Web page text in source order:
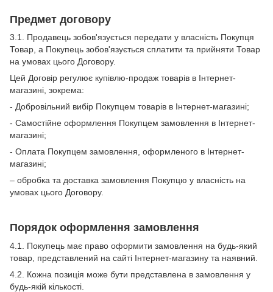
Предмет договору
3.1. Продавець зобов'язується передати у власність Покупця
Товар, а Покупець зобов'язується сплатити та прийняти Товар
на умовах цього Договору.
Цей Договір регулює купівлю-продаж товарів в Інтернет-
магазині, зокрема:
- Добровільний вибір Покупцем товарів в Інтернет-магазині;
- Самостійне оформлення Покупцем замовлення в Інтернет-
магазині;
- Оплата Покупцем замовлення, оформленого в Інтернет-
магазині;
– обробка та доставка замовлення Покупцю у власність на
умовах цього Договору.
Порядок оформлення замовлення
4.1. Покупець має право оформити замовлення на будь-який
товар, представлений на сайті Інтернет-магазину та наявний.
4.2. Кожна позиція може бути представлена ​​в замовлення у
будь-якій кількості.